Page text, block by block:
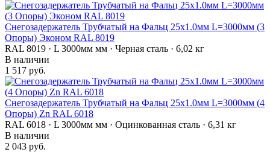
Снегозадержатель Трубчатый на Фальц 25х1.0мм L=3000мм (3
Опоры) Эконом RAL 8019
RAL 8019 · L 3000мм мм · Черная сталь · 6,02 кг
В наличии
1 517 руб.
Снегозадержатель Трубчатый на Фальц 25х1.0мм L=3000мм (4
Опоры) Zn RAL 6018
RAL 6018 · L 3000мм мм · Оцинкованная сталь · 6,31 кг
В наличии
2 043 руб.